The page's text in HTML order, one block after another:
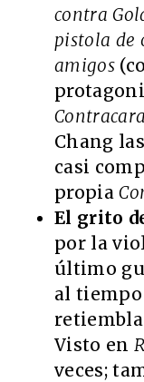
contra
pistola de
amigos
Contracara
Chang
casi
propia
El grito
por la
último
al
Visto en
veces;